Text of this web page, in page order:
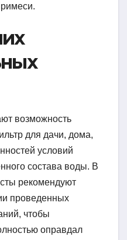
возможность
для дачи, дома,
условий
состава воды. В
рекомендуют
проведенных
чтобы
оправдал